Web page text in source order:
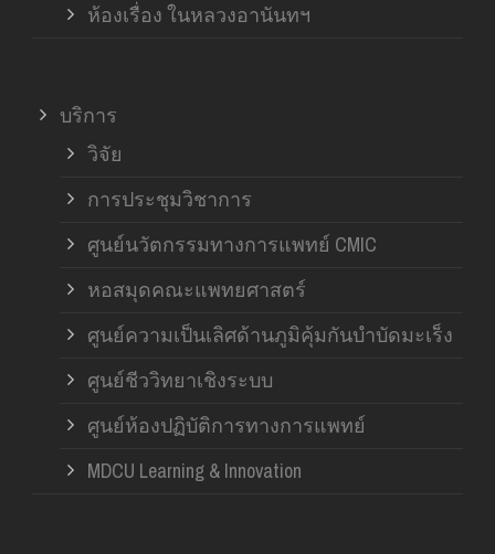
ห้องเรื่อง ในหลวงอานันทฯ
บริการ
วิจัย
การประชุมวิชาการ
ศูนย์นวัตกรรมทางการแพทย์ CMIC
หอสมุดคณะแพทยศาสตร์
ศูนย์ความเป็นเลิศด้านภูมิคุ้มกันบำบัดมะเร็ง
ศูนย์ชีววิทยาเชิงระบบ
ศูนย์ห้องปฏิบัติการทางการแพทย์
MDCU Learning & Innovation